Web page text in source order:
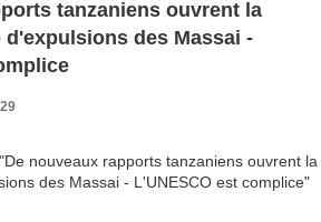
tanzaniens ouvrent la
d'expulsions des Massai -